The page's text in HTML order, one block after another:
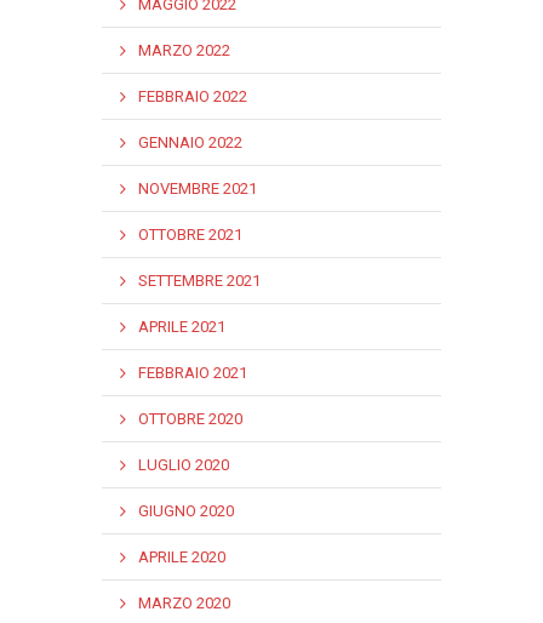
MAGGIO 2022
MARZO 2022
FEBBRAIO 2022
GENNAIO 2022
NOVEMBRE 2021
OTTOBRE 2021
SETTEMBRE 2021
APRILE 2021
FEBBRAIO 2021
OTTOBRE 2020
LUGLIO 2020
GIUGNO 2020
APRILE 2020
MARZO 2020